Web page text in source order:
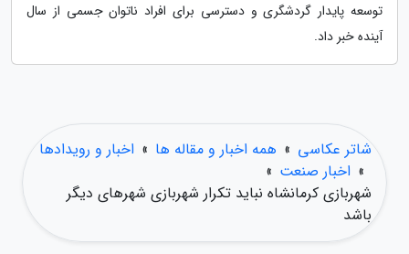
توسعه پایدار گردشگری و دسترسی برای افراد ناتوان جسمی از سال
آینده خبر داد.
شاتر عکاسی » همه اخبار و مقاله ها » اخبار و رویدادها
» اخبار صنعت »
شهربازی کرمانشاه نباید تکرار شهربازی شهرهای دیگر
باشد